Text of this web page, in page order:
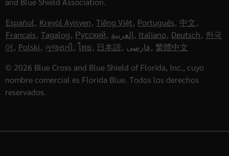
Español, Kreyòl Ayisyen, Tiếng Việt, Português, 中文,
Français, Tagalog, Русский, العربية, Italiano, Deutsch, 한국
어, Polski, ગુજરાતી, ไทย, 日本語, فارسی, 繁體中文
© 2026 Blue Cross and Blue Shield of Florida, Inc., cuyo
nombre comercial es Florida Blue. Todos los derechos
reservados.